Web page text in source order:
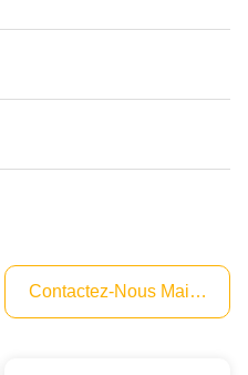
Contactez-Nous Maintenant